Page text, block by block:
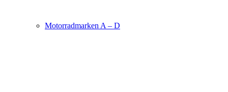
Motorradmarken A – D